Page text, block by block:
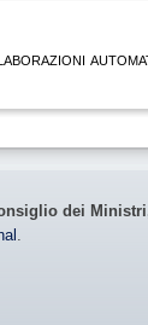
dei